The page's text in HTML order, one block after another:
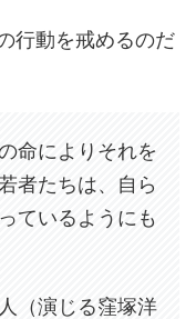
行動を戒めるのだ
命によりそれを
者たちは、自ら
ているようにも
（演じる窪塚洋